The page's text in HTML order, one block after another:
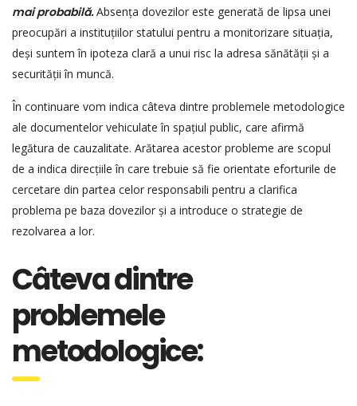
mai probabilă.Absența dovezilor este generată de lipsa unei
preocupări a instituțiilor statului pentru a monitorizare situația,
deși suntem în ipoteza clară a unui risc la adresa sănătății și a
securității în muncă.
În continuare vom indica câteva dintre problemele metodologice
ale documentelor vehiculate în spațiul public, care afirmă
legătura de cauzalitate. Arătarea acestor probleme are scopul
de a indica direcțiile în care trebuie să fie orientate eforturile de
cercetare din partea celor responsabili pentru a clarifica
problema pe baza dovezilor și a introduce o strategie de
rezolvarea a lor.
Câteva dintre
problemele
metodologice: